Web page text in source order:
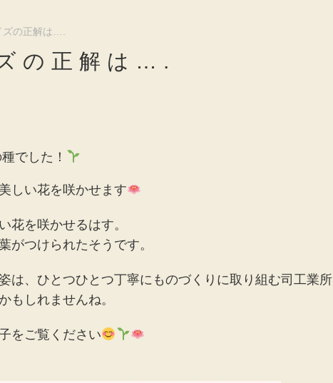
ズの正解は….
の正解は….
でした！
しい花を咲かせます
花を咲かせるはす。
がつけられたそうです。
は、ひとつひとつ丁寧にものづくりに取り組む司工業所
もしれませんね。
をご覧ください